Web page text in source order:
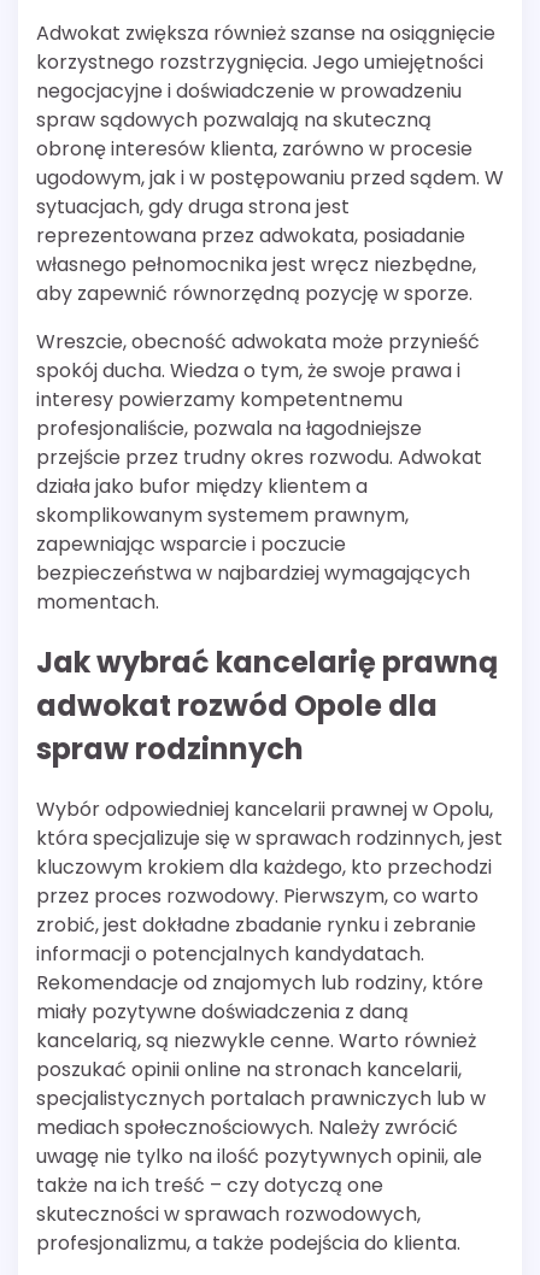
Adwokat zwiększa również szanse na osiągnięcie
korzystnego rozstrzygnięcia. Jego umiejętności
negocjacyjne i doświadczenie w prowadzeniu
spraw sądowych pozwalają na skuteczną
obronę interesów klienta, zarówno w procesie
ugodowym, jak i w postępowaniu przed sądem. W
sytuacjach, gdy druga strona jest
reprezentowana przez adwokata, posiadanie
własnego pełnomocnika jest wręcz niezbędne,
aby zapewnić równorzędną pozycję w sporze.
Wreszcie, obecność adwokata może przynieść
spokój ducha. Wiedza o tym, że swoje prawa i
interesy powierzamy kompetentnemu
profesjonaliście, pozwala na łagodniejsze
przejście przez trudny okres rozwodu. Adwokat
działa jako bufor między klientem a
skomplikowanym systemem prawnym,
zapewniając wsparcie i poczucie
bezpieczeństwa w najbardziej wymagających
momentach.
Jak wybrać kancelarię prawną
adwokat rozwód Opole dla
spraw rodzinnych
Wybór odpowiedniej kancelarii prawnej w Opolu,
która specjalizuje się w sprawach rodzinnych, jest
kluczowym krokiem dla każdego, kto przechodzi
przez proces rozwodowy. Pierwszym, co warto
zrobić, jest dokładne zbadanie rynku i zebranie
informacji o potencjalnych kandydatach.
Rekomendacje od znajomych lub rodziny, które
miały pozytywne doświadczenia z daną
kancelarią, są niezwykle cenne. Warto również
poszukać opinii online na stronach kancelarii,
specjalistycznych portalach prawniczych lub w
mediach społecznościowych. Należy zwrócić
uwagę nie tylko na ilość pozytywnych opinii, ale
także na ich treść – czy dotyczą one
skuteczności w sprawach rozwodowych,
profesjonalizmu, a także podejścia do klienta.